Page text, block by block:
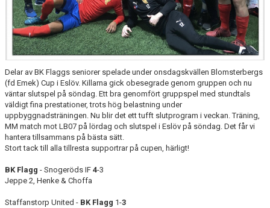
MATCHREFERAT TIDIGARE ÅR
Delar av BK Flaggs seniorer spelade under onsdagskvällen Blomsterbergs
(fd Emek) Cup i Eslöv. Killarna gick obesegrade genom gruppen och nu
väntar slutspel på söndag. Ett bra genomfört gruppspel med stundtals
väldigt fina prestationer, trots hög belastning under
uppbyggnadsträningen. Nu blir det ett tufft slutprogram i veckan. Träning,
MM match mot LB07 på lördag och slutspel i Eslöv på söndag. Det får vi
hantera tillsammans på bästa sätt.
Stort tack till alla tillresta supportrar på cupen, härligt!
BK Flagg - Snogeröds IF 4-3
Jeppe 2, Henke & Choffa
Staffanstorp United - BK Flagg 1-3